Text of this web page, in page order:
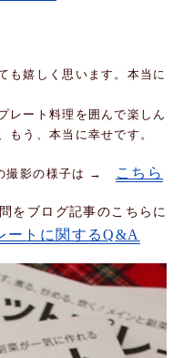
も嬉しく思います。本当に
レート料理を囲んで楽しん
もう、本当に幸せです。
影の様子は → こちら
をブログ記事のこちらに
ートに関するQ&A